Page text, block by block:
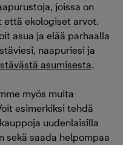
joissa on
että ekologiset arvot.
asua ja elää parhaalla
naapuriesi ja
asumisesta.
myös muita
esimerkiksi tehdä
uudenlaisilla
sekä saada helpompaa